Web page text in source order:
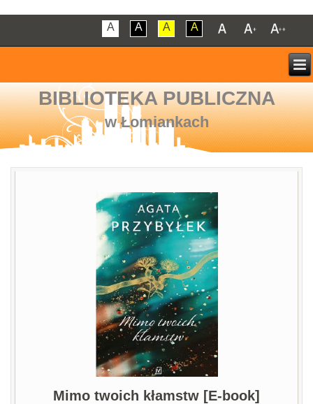
A A A A
BIBLIOTEKA PUBLICZNA
w Łomiankach
Mimo twoich kłamstw [E-book]